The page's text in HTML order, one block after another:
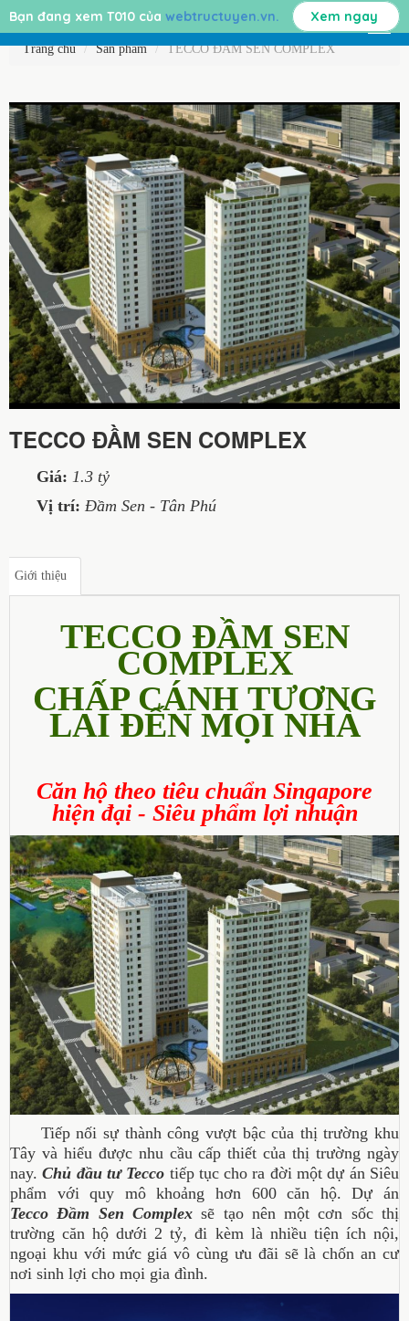
Trang chủ Sản phẩm TECCO ĐẦM SEN COMPLEX
TECCO ĐẦM SEN COMPLEX
Giá: 1.3 tỷ
Vị trí: Đầm Sen - Tân Phú
Giới thiệu
TECCO ĐẦM SEN
COMPLEX
CHẤP CÁNH TƯƠNG
LAI ĐẾN MỌI NHÀ
Căn hộ theo tiêu chuẩn Singapore
hiện đại - Siêu phẩm lợi nhuận
Tiếp nối sự thành công vượt bậc của thị trường khu
Tây và hiểu được nhu cầu cấp thiết của thị trường ngày
nay.Chủ đầu tư Tecco tiếp tục cho ra đời một dự án Siêu
phẩm với quy mô khoảng hơn 600 căn hộ. Dự án
Tecco Đầm Sen Complexsẽ tạo nên một cơn sốc thị
trường căn hộ dưới 2 tỷ, đi kèm là nhiều tiện ích nội,
ngoại khu với mức giá vô cùng ưu đãi sẽ là chốn an cư
nơi sinh lợi cho mọi gia đình.
Bạn đang xem T010 của webtructuyen.vn. Xem ngay